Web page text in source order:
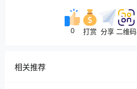
0 打赏 分享 二维码
相关推荐